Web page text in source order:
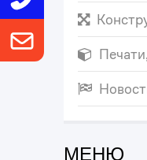
МЕНЮ